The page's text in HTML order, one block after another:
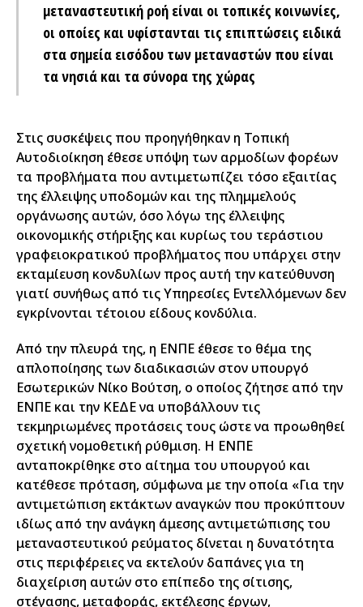
μεταναστευτική ροή είναι οι τοπικές κοινωνίες,
οι οποίες και υφίστανται τις επιπτώσεις ειδικά
στα σημεία εισόδου των μεταναστών που είναι
τα νησιά και τα σύνορα της χώρας
Στις συσκέψεις που προηγήθηκαν η Τοπική
Αυτοδιοίκηση έθεσε υπόψη των αρμοδίων φορέων
τα προβλήματα που αντιμετωπίζει τόσο εξαιτίας
της έλλειψης υποδομών και της πλημμελούς
οργάνωσης αυτών, όσο λόγω της έλλειψης
οικονομικής στήριξης και κυρίως του τεράστιου
γραφειοκρατικού προβλήματος που υπάρχει στην
εκταμίευση κονδυλίων προς αυτή την κατεύθυνση
γιατί συνήθως από τις Υπηρεσίες Εντελλόμενων δεν
εγκρίνονται τέτοιου είδους κονδύλια.
Από την πλευρά της, η ΕΝΠΕ έθεσε το θέμα της
απλοποίησης των διαδικασιών στον υπουργό
Εσωτερικών Νίκο Βούτση, ο οποίος ζήτησε από την
ΕΝΠΕ και την ΚΕΔΕ να υποβάλλουν τις
τεκμηριωμένες προτάσεις τους ώστε να προωθηθεί
σχετική νομοθετική ρύθμιση. Η ΕΝΠΕ
ανταποκρίθηκε στο αίτημα του υπουργού και
κατέθεσε πρόταση, σύμφωνα με την οποία «Για την
αντιμετώπιση εκτάκτων αναγκών που προκύπτουν
ιδίως από την ανάγκη άμεσης αντιμετώπισης του
μεταναστευτικού ρεύματος δίνεται η δυνατότητα
στις περιφέρειες να εκτελούν δαπάνες για τη
διαχείριση αυτών στο επίπεδο της σίτισης,
στέγασης, μεταφοράς, εκτέλεσης έργων,